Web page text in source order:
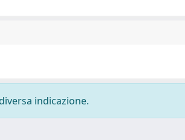
indicazione.